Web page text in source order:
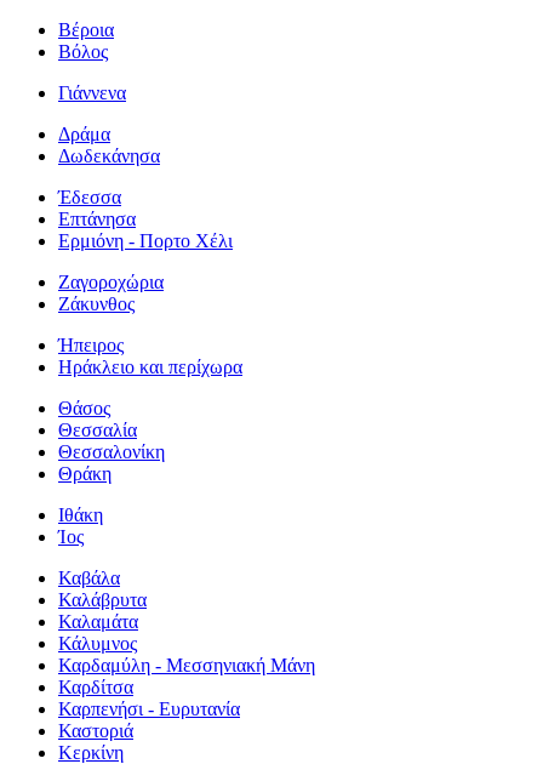
Βέροια
Βόλος
Γιάννενα
Δράμα
Δωδεκάνησα
Έδεσσα
Επτάνησα
Ερμιόνη - Πορτο Χέλι
Ζαγοροχώρια
Ζάκυνθος
Ήπειρος
Ηράκλειο και περίχωρα
Θάσος
Θεσσαλία
Θεσσαλονίκη
Θράκη
Ιθάκη
Ίος
Καβάλα
Καλάβρυτα
Καλαμάτα
Κάλυμνος
Καρδαμύλη - Μεσσηνιακή Μάνη
Καρδίτσα
Καρπενήσι - Ευρυτανία
Καστοριά
Κερκίνη